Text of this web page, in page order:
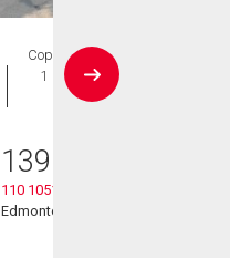
Copropriété
1 CAC , 1
SDB
139 000
110 10511 42 Avenue
Edmonton, AB